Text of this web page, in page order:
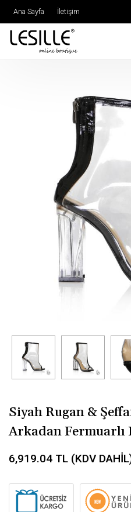
Ana Sayfa İletişim
Siyah Rugan &
Arkadan Fermuarlı
6,919.04TL (KDV